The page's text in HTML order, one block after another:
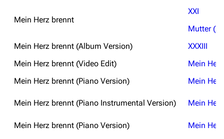
Mein Herz brennt
XXI
Mutter
Mein Herz brennt (Album Version)
XXXIII
Mein Herz brennt (Video Edit)
Mein
Mein Herz brennt (Piano Version)
Mein
Mein Herz brennt (Piano Instrumental Version) Mein
Mein Herz brennt (Piano Version) Mein